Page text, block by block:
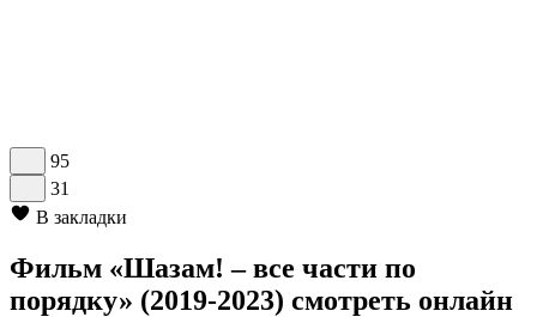
95
31
В закладки
Фильм «Шазам! – все части по
порядку» (2019-2023) смотреть онлайн